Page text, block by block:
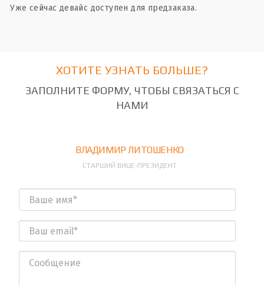
Уже сейчас девайс доступен для предзаказа.
ХОТИТЕ УЗНАТЬ БОЛЬШЕ?
ЗАПОЛНИТЕ ФОРМУ, ЧТОБЫ СВЯЗАТЬСЯ С
НАМИ
ВЛАДИМИР ЛИТОШЕНКО
СТАРШИЙ ВИЦЕ-ПРЕЗИДЕНТ